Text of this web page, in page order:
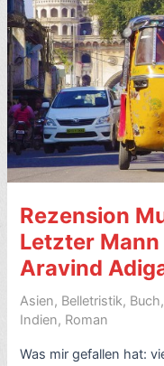
Sterne
Rezension
Letzter
Aravind
Asien, Belletristik, Buch,
Indien, Roman
Was mir gefallen hat: